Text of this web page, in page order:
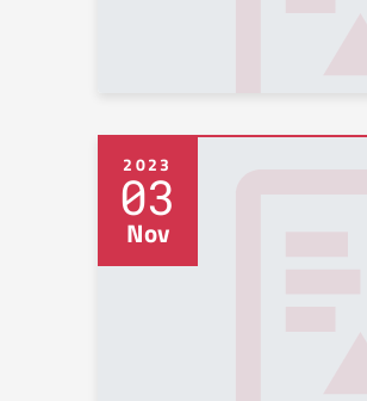
2023
03
Nov